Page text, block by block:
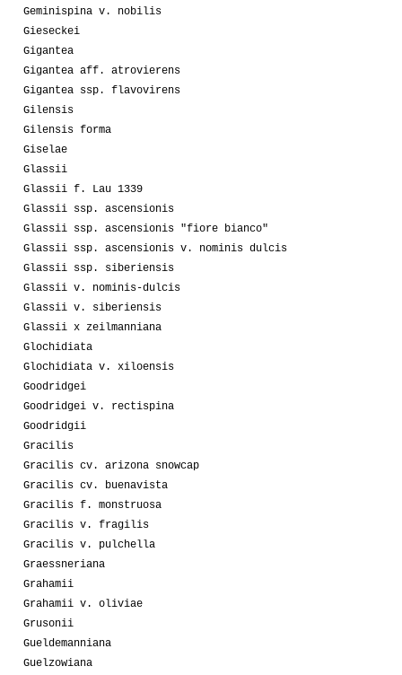
Geminispina v. nobilis
Gieseckei
Gigantea
Gigantea aff. atrovierens
Gigantea ssp. flavovirens
Gilensis
Gilensis forma
Giselae
Glassii
Glassii f. Lau 1339
Glassii ssp. ascensionis
Glassii ssp. ascensionis "fiore bianco"
Glassii ssp. ascensionis v. nominis dulcis
Glassii ssp. siberiensis
Glassii v. nominis-dulcis
Glassii v. siberiensis
Glassii x zeilmanniana
Glochidiata
Glochidiata v. xiloensis
Goodridgei
Goodridgei v. rectispina
Goodridgii
Gracilis
Gracilis cv. arizona snowcap
Gracilis cv. buenavista
Gracilis f. monstruosa
Gracilis v. fragilis
Gracilis v. pulchella
Graessneriana
Grahamii
Grahamii v. oliviae
Grusonii
Gueldemanniana
Guelzowiana